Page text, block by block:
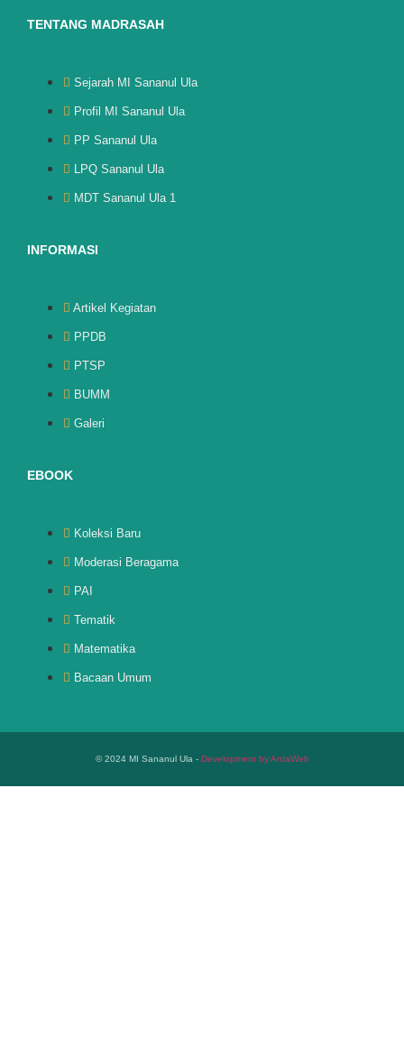
TENTANG MADRASAH
Sejarah MI Sananul Ula
Profil MI Sananul Ula
PP Sananul Ula
LPQ Sananul Ula
MDT Sananul Ula 1
INFORMASI
Artikel Kegiatan
PPDB
PTSP
BUMM
Galeri
EBOOK
Koleksi Baru
Moderasi Beragama
PAI
Tematik
Matematika
Bacaan Umum
© 2024 MI Sananul Ula - Development by AntaWeb